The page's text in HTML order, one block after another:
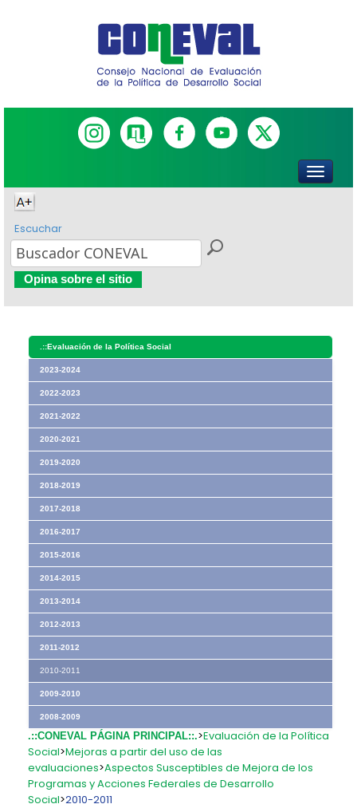
Escuchar
Opina sobre el sitio
.::Evaluación de la Política Social
2023-2024
2022-2023
2021-2022
2020-2021
2019-2020
2018-2019
2017-2018
2016-2017
2015-2016
2014-2015
2013-2014
2012-2013
2011-2012
2010-2011
2009-2010
2008-2009
.::CONEVAL PÁGINA PRINCIPAL::.>Evaluación de la Política
Social>Mejoras a partir del uso de las
evaluaciones>Aspectos Susceptibles de Mejora de los
Programas y Acciones Federales de Desarrollo
Social>2010-2011